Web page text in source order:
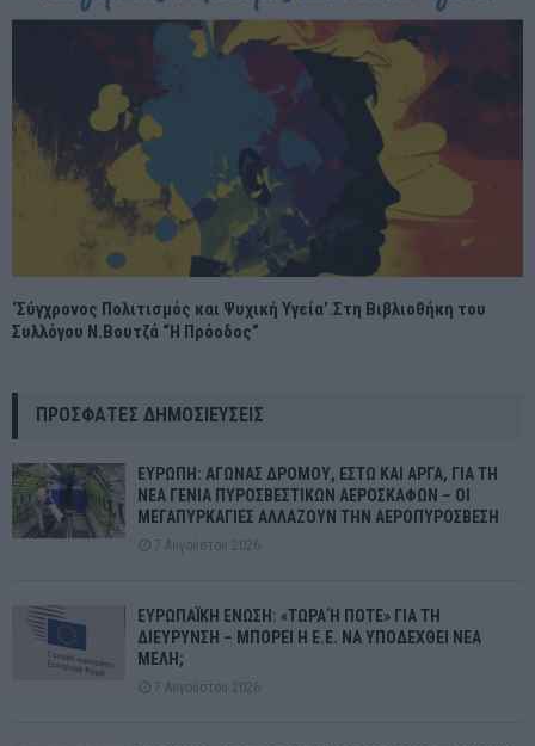
‘Σύγχρονος Πολιτισμός και Ψυχική Υγεία’.Στη Βιβλιοθήκη του
Συλλόγου Ν.Βουτζά “Η Πρόοδος”
ΠΡΌΣΦΑΤΕΣ ΔΗΜΟΣΙΕΎΣΕΙΣ
ΕΥΡΩΠΗ: ΑΓΩΝΑΣ ΔΡΟΜΟΥ, ΕΣΤΩ ΚΑΙ ΑΡΓΑ, ΓΙΑ ΤΗ
ΝΕΑ ΓΕΝΙΑ ΠΥΡΟΣΒΕΣΤΙΚΩΝ ΑΕΡΟΣΚΑΦΩΝ – ΟΙ
ΜΕΓΑΠΥΡΚΑΓΙΕΣ ΑΛΛΑΖΟΥΝ ΤΗΝ ΑΕΡΟΠΥΡΟΣΒΕΣΗ
7 Αυγούστου 2026
ΕΥΡΩΠΑΪΚΗ ΕΝΩΣΗ: «ΤΩΡΑ Ή ΠΟΤΕ» ΓΙΑ ΤΗ
ΔΙΕΥΡΥΝΣΗ – ΜΠΟΡΕΙ Η Ε.Ε. ΝΑ ΥΠΟΔΕΧΘΕΙ ΝΕΑ
ΜΕΛΗ;
7 Αυγούστου 2026